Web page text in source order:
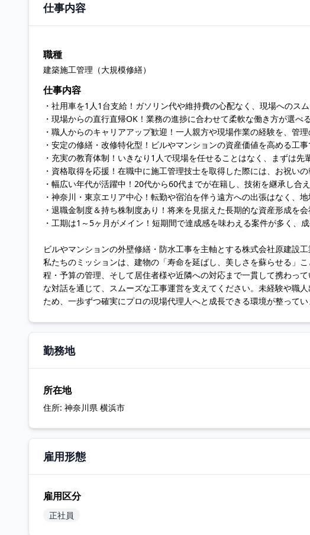
仕事内容
職種
建築施工管理（大規模修繕）
仕事内容
・社用車を1人1台支給！ガソリン代や維持費の心配なく、現場へのス
・現場からの直行直帰OK！業務の進捗に合わせて柔軟な働き方が選べ
・職人からのキャリアアップ歓迎！一人親方や現場作業の経験を、管
・安定の修繕・改修特化型！ビルやマンションの資産価値を高める工
・充実の教育体制！いきなり1人で現場を任せることはなく、まずは先
・資格取得を応援！在職中に施工管理技士を取得した際には、お祝いの
・幅広い年代が活躍中！20代から60代までが在籍し、技術を継承し合
・神奈川・東京エリア中心！転勤や宿泊を伴う遠方への出張はなく、地
・退職金制度＆持ち株制度あり！将来を見据えた長期的な資産形成を会
・工期は1～5ヶ月がメイン！短期間で達成感を味わえる案件が多く、
ビルやマンションの外壁修繕・防水工事を主軸とする株式会社原建設
私たちのミッションは、建物の「寿命を延ばし、美しさを蘇らせる」
程・予算の管理、そして居住者様や近隣への対応まで一貫して携わっ
な対話を通じて、スムーズな工事運営を支えてください。未経験や職
ため、一歩ずつ確実にプロの現場代理人へと成長できる環境が整ってい
勤務地
所在地
住所: 神奈川県 横浜市
雇用形態
雇用区分
正社員